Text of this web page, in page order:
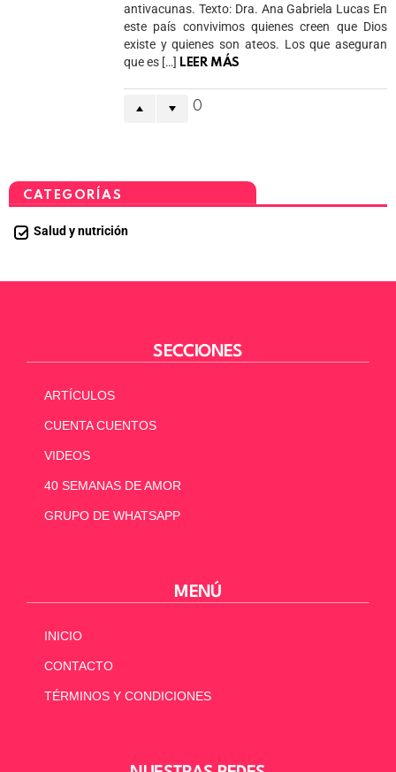
antivacunas. Texto: Dra. Ana Gabriela Lucas En
este país convivimos quienes creen que Dios
existe y quienes son ateos. Los que aseguran
que es […] LEER MÁS
0
CATEGORÍAS
Salud y nutrición
SECCIONES
ARTÍCULOS
CUENTA CUENTOS
VIDEOS
40 SEMANAS DE AMOR
GRUPO DE WHATSAPP
MENÚ
INICIO
CONTACTO
TÉRMINOS Y CONDICIONES